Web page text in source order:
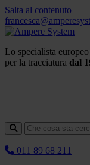
Salta al contenuto
Lo specialista
per la tracciatura dal
011 89 68 211